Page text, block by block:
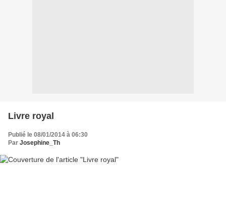
Livre royal
Publié le 08/01/2014 à 06:30
Par Josephine_Th